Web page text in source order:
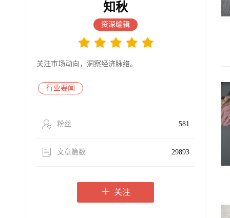
知秋
资深编辑
关注市场动向，洞察经济脉络。
行业要闻
粉丝 581
文章篇数 29893
关注